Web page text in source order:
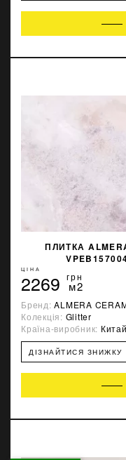
ПЛИТКА
ЦІНА
2269 грн
м2
Бренд:ALMERA
Колекція: Glitter
Країна-виробник: Китай
ДІЗНАЙТИСЯ ЗНИЖКУ